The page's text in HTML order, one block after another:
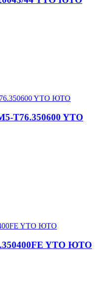
T76.350600 YTO
YTO ЮТО